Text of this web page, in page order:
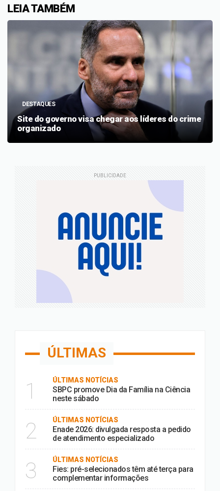
LEIA TAMBÉM
DESTAQUES
Site do governo visa chegar aos líderes do crime
organizado
PUBLICIDADE
ÚLTIMAS
1 ÚLTIMAS NOTÍCIAS
SBPC promove Dia da Família na Ciência
neste sábado
2 ÚLTIMAS NOTÍCIAS
Enade 2026: divulgada resposta a pedido
de atendimento especializado
3 ÚLTIMAS NOTÍCIAS
Fies: pré-selecionados têm até terça para
complementar informações